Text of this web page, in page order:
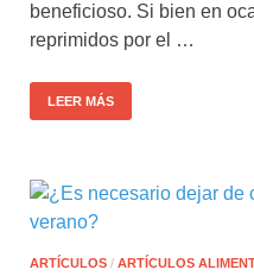
beneficioso. Si bien en
reprimidos por el …
LEER MÁS
ARTÍCULOS / ARTÍCULOS